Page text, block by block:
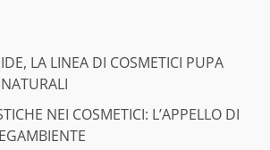
LA LINEA DI COSMETICI PUPA
NEI COSMETICI: L’APPELLO DI